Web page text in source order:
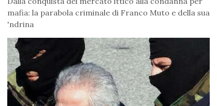
mafia: la parabola criminale di Franco Muto e della sua
'ndrina